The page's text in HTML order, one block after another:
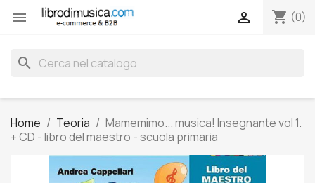
 shopping_cart (0)

search
Home Teoria
Mamemimo... musica! Insegnante vol 1.
+ CD - libro del maestro - scuola primaria